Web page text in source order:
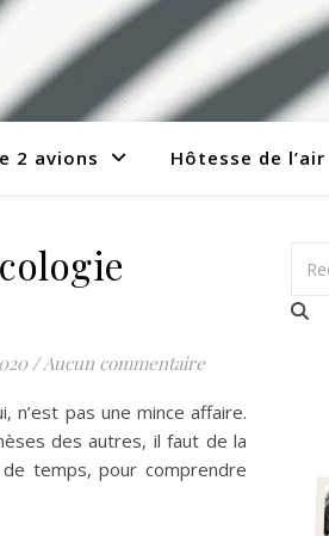
2 avions Hôtesse de l’air
/Aucun commentaire
n’est pas une mince affaire.
des autres, il faut de la
temps, pour comprendre